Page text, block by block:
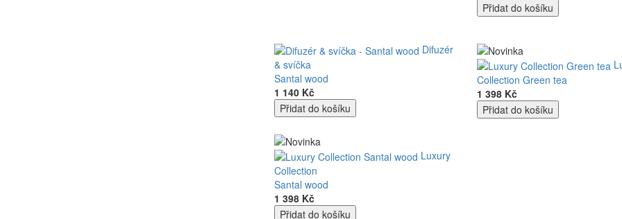
Difuzér
& svíčka
Santal wood
1 140 Kč
Collection Green tea
1 398 Kč
Luxury
Collection
Santal wood
1 398 Kč